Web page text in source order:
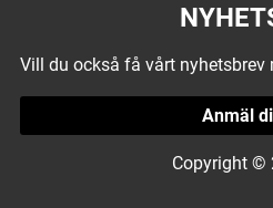
Vill du också få vårt nyhetsbrev
Anmäl
Copyright ©